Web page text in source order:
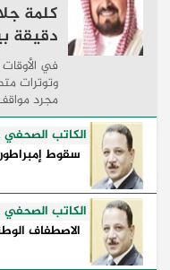
كلمة
دقيقة
في
وتوترات
مجرد
وكيفية
...
الكاتب
سقوط
الكاتب
الاصطفاف